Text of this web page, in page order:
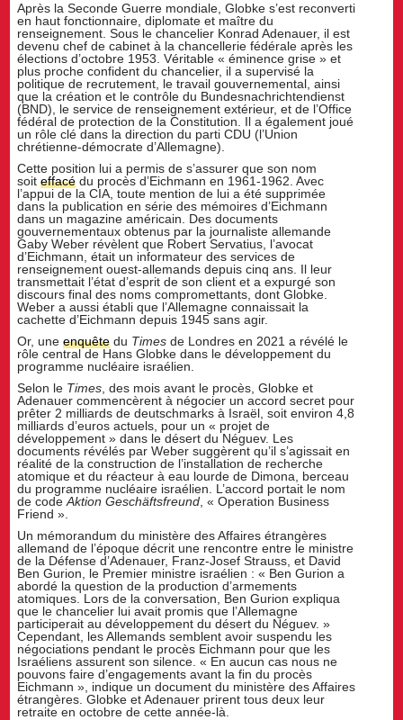
Après la Seconde Guerre mondiale, Globke s’est reconverti
en haut fonctionnaire, diplomate et maître du
renseignement. Sous le chancelier Konrad Adenauer, il est
devenu chef de cabinet à la chancellerie fédérale après les
élections d’octobre 1953. Véritable « éminence grise » et
plus proche confident du chancelier, il a supervisé la
politique de recrutement, le travail gouvernemental, ainsi
que la création et le contrôle du Bundesnachrichtendienst
(BND), le service de renseignement extérieur, et de l’Office
fédéral de protection de la Constitution. Il a également joué
un rôle clé dans la direction du parti CDU (l’Union
chrétienne-démocrate d’Allemagne).
Cette position lui a permis de s’assurer que son nom
soiteffacé du procès d’Eichmann en 1961-1962. Avec
l’appui de la CIA, toute mention de lui a été supprimée
dans la publication en série des mémoires d’Eichmann
dans un magazine américain. Des documents
gouvernementaux obtenus par la journaliste allemande
Gaby Weber révèlent que Robert Servatius, l’avocat
d’Eichmann, était un informateur des services de
renseignement ouest-allemands depuis cinq ans. Il leur
transmettait l’état d’esprit de son client et a expurgé son
discours final des noms compromettants, dont Globke.
Weber a aussi établi que l’Allemagne connaissait la
cachette d’Eichmann depuis 1945 sans agir.
Or, uneenquête du Times de Londres en 2021 a révélé le
rôle central de Hans Globke dans le développement du
programme nucléaire israélien.
Selon le Times , des mois avant le procès, Globke et
Adenauer commencèrent à négocier un accord secret pour
prêter 2 milliards de deutschmarks à Israël, soit environ 4,8
milliards d’euros actuels, pour un « projet de
développement » dans le désert du Néguev. Les
documents révélés par Weber suggèrent qu’il s’agissait en
réalité de la construction de l’installation de recherche
atomique et du réacteur à eau lourde de Dimona, berceau
du programme nucléaire israélien. L’accord portait le nom
de codeAktion Geschäftsfreund , « Operation Business
Friend ».
Un mémorandum du ministère des Affaires étrangères
allemand de l’époque décrit une rencontre entre le ministre
de la Défense d’Adenauer, Franz-Josef Strauss, et David
Ben Gurion, le Premier ministre israélien : « Ben Gurion a
abordé la question de la production d’armements
atomiques. Lors de la conversation, Ben Gurion expliqua
que le chancelier lui avait promis que l’Allemagne
participerait au développement du désert du Néguev. »
Cependant, les Allemands semblent avoir suspendu les
négociations pendant le procès Eichmann pour que les
Israéliens assurent son silence. « En aucun cas nous ne
pouvons faire d’engagements avant la fin du procès
Eichmann », indique un document du ministère des Affaires
étrangères. Globke et Adenauer prirent tous deux leur
retraite en octobre de cette année-là.